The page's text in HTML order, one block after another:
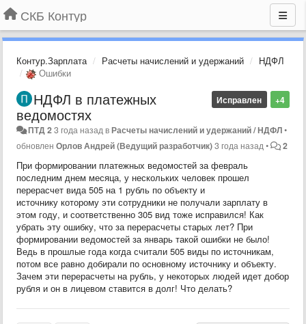
СКБ Контур
Контур.Зарплата Расчеты начислений и удержаний
НДФЛ
Ошибки
+4
Исправлен
НДФЛ в платежных
ведомостях
ПТД 23 года назад вРасчеты начислений и удержаний / НДФЛ•
обновлен Орлов Андрей (Ведущий разработчик)3 года назад • 2
При формировании платежных ведомостей за февраль
последним днем месяца, у нескольких человек прошел
перерасчет вида 505 на 1 рубль по объекту и
источнику которому эти сотрудники не получали зарплату в
этом году, и соответственно 305 вид тоже исправился! Как
убрать эту ошибку, что за перерасчеты старых лет? При
формировании ведомостей за январь такой ошибки не было!
Ведь в прошлые года когда считали 505 виды по источникам,
потом все равно добирали по основному источнику и объекту.
Зачем эти перерасчеты на рубль, у некоторых людей идет добор
рубля и он в лицевом ставится в долг! Что делать?